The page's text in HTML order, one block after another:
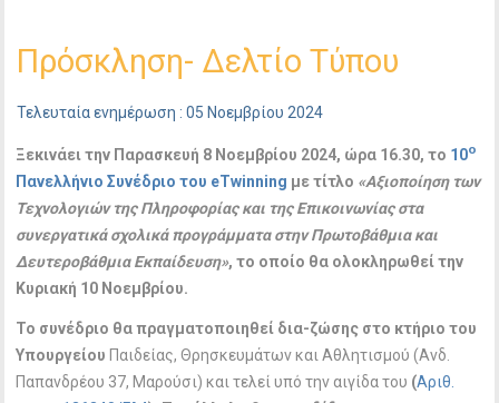
Πρόσκληση- Δελτίο Τύπου
Τελευταία ενημέρωση : 05 Νοεμβρίου 2024
Ξεκινάει την Παρασκευή 8 Νοεμβρίου 2024, ώρα 16.30, το 10ο
Πανελλήνιο Συνέδριο του eTwinning με τίτλο «Αξιοποίηση των
Τεχνολογιών της Πληροφορίας και της Επικοινωνίας στα
συνεργατικά σχολικά προγράμματα στην Πρωτοβάθμια και
Δευτεροβάθμια Εκπαίδευση», το οποίο θα ολοκληρωθεί την
Κυριακή 10 Νοεμβρίου.
Το συνέδριο θα πραγματοποιηθεί δια-ζώσης στο κτήριο του
ΥπουργείουΠαιδείας, Θρησκευμάτων και Αθλητισμού (Ανδ.
Παπανδρέου 37, Μαρούσι) και τελεί υπό την αιγίδα του (Αριθ.